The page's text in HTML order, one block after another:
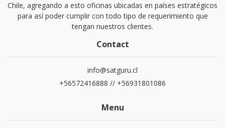
Chile, agregando a esto oficinas ubicadas en países estratégicos
para así poder cumplir con todo tipo de requerimiento que
tengan nuestros clientes.
Contact
info@satguru.cl
+56572416888 // +56931801086
Menu